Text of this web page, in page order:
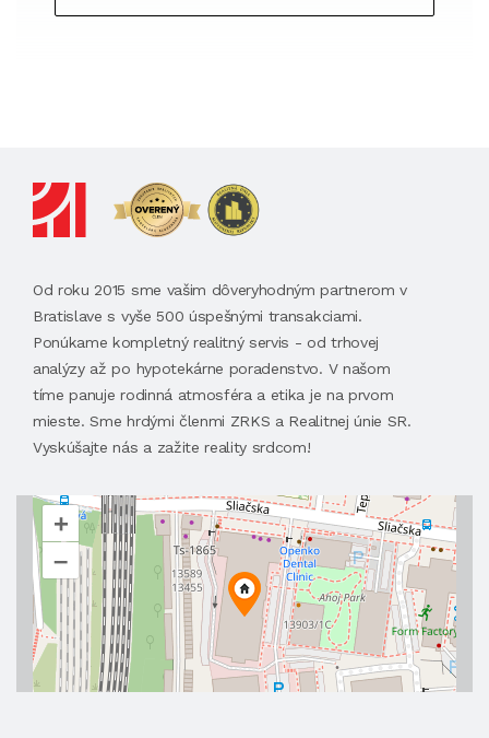
Od roku 2015 sme vašim dôveryhodným partnerom v
Bratislave s vyše 500 úspešnými transakciami.
Ponúkame kompletný realitný servis - od trhovej
analýzy až po hypotekárne poradenstvo. V našom
tíme panuje rodinná atmosféra a etika je na prvom
mieste. Sme hrdými členmi ZRKS a Realitnej únie SR.
Vyskúšajte nás a zažite reality srdcom!
+
–